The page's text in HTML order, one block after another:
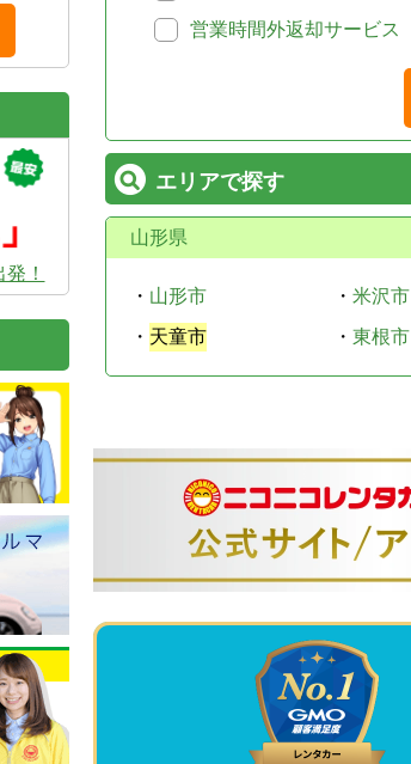
営業時間外返却サービス
エリアで探す
山形県
・ 山形市 ・ 米沢市
・ 天童市 ・ 東根市
！